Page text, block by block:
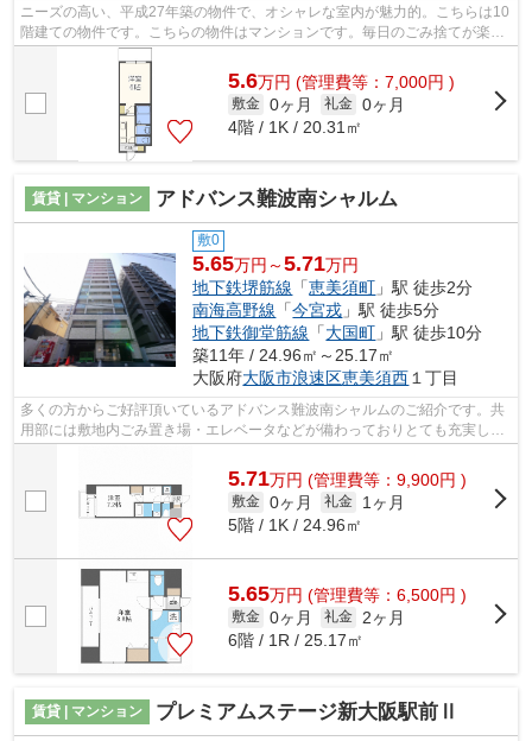
ニーズの高い、平成27年築の物件で、オシャレな室内が魅力的。こちらは10
階建ての物件です。こちらの物件はマンションです。毎日のごみ捨てが楽に
なる敷地内ごみ置き場。ホームズ・ラ...
5.6万円 (管理費等：7,000円 )
敷金 0ヶ月 礼金 0ヶ月
4階 / 1K / 20.31㎡
賃貸 | マンション アドバンス難波南シャルム
敷0
5.65万円～5.71万円
地下鉄堺筋線 「恵美須町 」駅 徒歩2分
南海高野線 「今宮戎 」駅 徒歩5分
地下鉄御堂筋線 「大国町 」駅 徒歩10分
築11年 / 24.96㎡～25.17㎡
大阪府大阪市浪速区恵美須西 １丁目
多くの方からご好評頂いているアドバンス難波南シャルムのご紹介です。共
用部には敷地内ごみ置き場・エレベータなどが備わっておりとても充実して
5.71万円 (管理費等：9,900円 )
敷金 0ヶ月 礼金
1ヶ月
5階 / 1K / 24.96㎡
5.65万円 (管理費等：6,500円 )
敷金 0ヶ月 礼金
2ヶ月
6階 / 1R / 25.17㎡
賃貸 | マンション プレミアムステージ新大阪駅前Ⅱ